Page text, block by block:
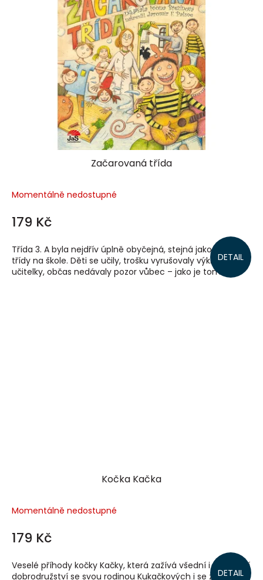
Začarovaná třída
Momentálně nedostupné
179 Kč
DETAIL
Třída 3. A byla nejdřív úplně obyčejná, stejná jako ostatní
třídy na škole. Děti se učily, trošku vyrušovaly výklad paní
učitelky, občas nedávaly pozor vůbec – jako je tomu...
Kočka Kačka
Momentálně nedostupné
179 Kč
DETAIL
Veselé příhody kočky Kačky, která zažívá všední i nevšední
dobrodružství se svou rodinou Kukačkových i se zvířecími